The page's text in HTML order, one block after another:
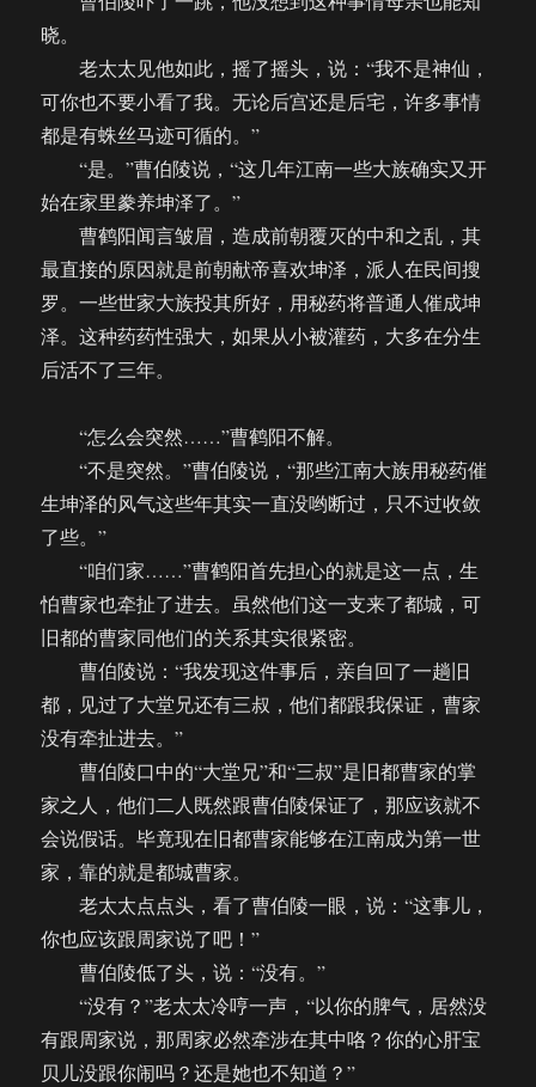
晓。
老太太见他如此，摇了摇头，说：“我不是神仙，
可你也不要小看了我。无论后宫还是后宅，许多事情
都是有蛛丝马迹可循的。”
“是。”曹伯陵说，“这几年江南一些大族确实又开
始在家里豢养坤泽了。”
曹鹤阳闻言皱眉，造成前朝覆灭的中和之乱，其
最直接的原因就是前朝献帝喜欢坤泽，派人在民间搜
罗。一些世家大族投其所好，用秘药将普通人催成坤
泽。这种药药性强大，如果从小被灌药，大多在分生
后活不了三年。
“怎么会突然……”曹鹤阳不解。
“不是突然。”曹伯陵说，“那些江南大族用秘药催
生坤泽的风气这些年其实一直没哟断过，只不过收敛
了些。”
“咱们家……”曹鹤阳首先担心的就是这一点，生
怕曹家也牵扯了进去。虽然他们这一支来了都城，可
旧都的曹家同他们的关系其实很紧密。
曹伯陵说：“我发现这件事后，亲自回了一趟旧
都，见过了大堂兄还有三叔，他们都跟我保证，曹家
没有牵扯进去。”
曹伯陵口中的“大堂兄”和“三叔”是旧都曹家的掌
家之人，他们二人既然跟曹伯陵保证了，那应该就不
会说假话。毕竟现在旧都曹家能够在江南成为第一世
家，靠的就是都城曹家。
老太太点点头，看了曹伯陵一眼，说：“这事儿，
你也应该跟周家说了吧！”
曹伯陵低了头，说：“没有。”
“没有？”老太太冷哼一声，“以你的脾气，居然没
有跟周家说，那周家必然牵涉在其中咯？你的心肝宝
贝儿没跟你闹吗？还是她也不知道？”